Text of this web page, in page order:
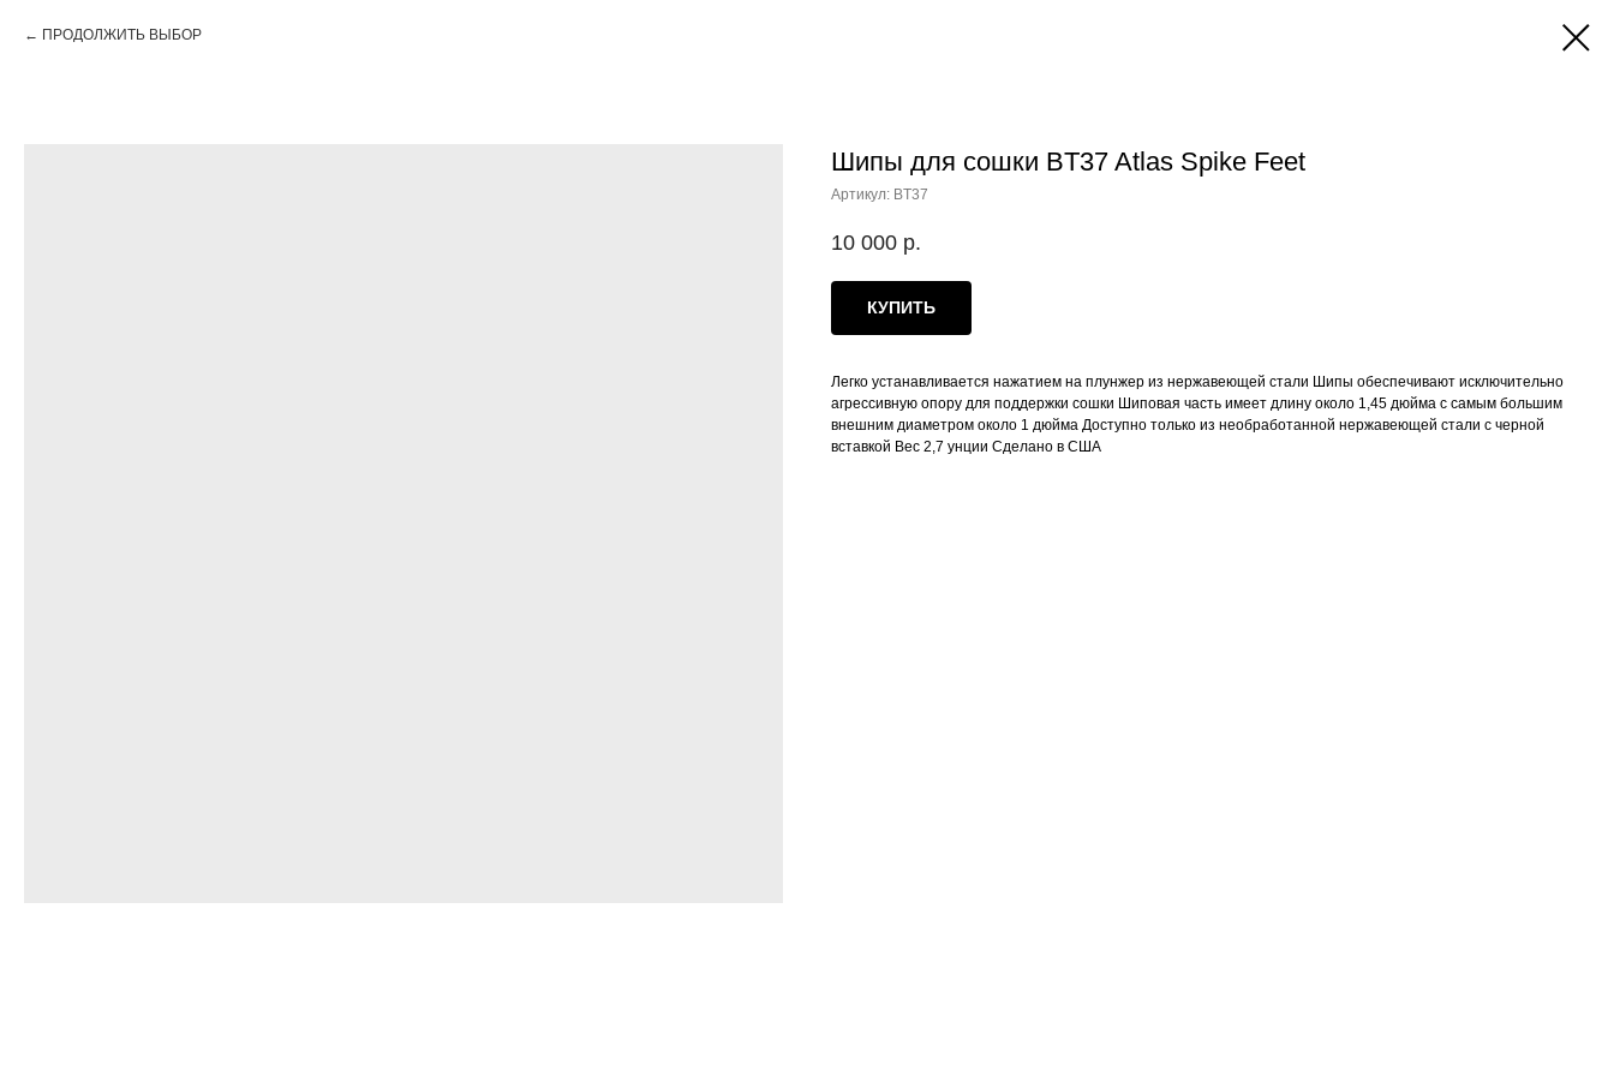
ПРОДОЛЖИТЬ ВЫБОР
Шипы для сошки BT37 Atlas Spike Feet
Артикул: BT37
10 000 р.
КУПИТЬ
Легко устанавливается нажатием на плунжер из нержавеющей стали Шипы обеспечивают исключительно
агрессивную опору для поддержки сошки Шиповая часть имеет длину около 1,45 дюйма с самым большим
внешним диаметром около 1 дюйма Доступно только из необработанной нержавеющей стали с черной
вставкой Вес 2,7 унции Сделано в США